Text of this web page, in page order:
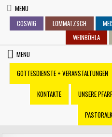
Skip
content
MENU
COSWIG
LOMMATZSCH
WEINBÖHLA
MENU
GOTTESDIENSTE + VERANSTALTUNGEN
KONTAKTE UNSERE